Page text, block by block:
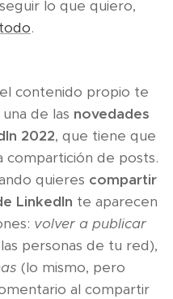
lo que quiero,
.
contenido propio te
de las novedades
2022, que tiene que
compartición de posts.
quieres compartir
LinkedIn te aparecen
volver a publicar
personas de tu red),
(lo mismo, pero
al compartir